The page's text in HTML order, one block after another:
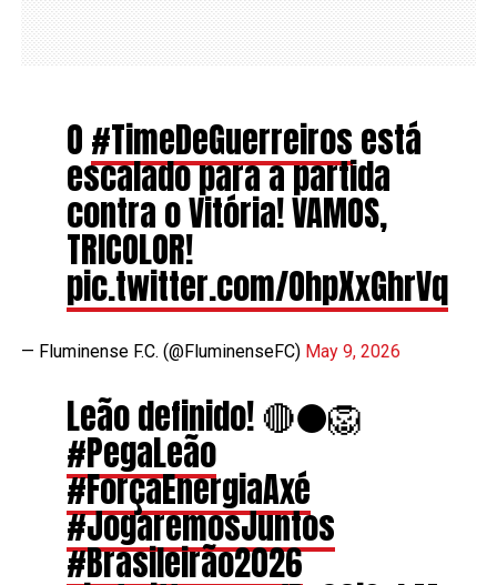
O#TimeDeGuerreirosestá
escalado para a partida
contra o Vitória! VAMOS,
TRICOLOR!
pic.twitter.com/OhpXxGhrVq
— Fluminense F.C. (@FluminenseFC) May 9, 2026
Leão definido! 🔴⚫️🦁
#PegaLeão
#ForçaEnergiaAxé
#JogaremosJuntos
#Brasileirão2026